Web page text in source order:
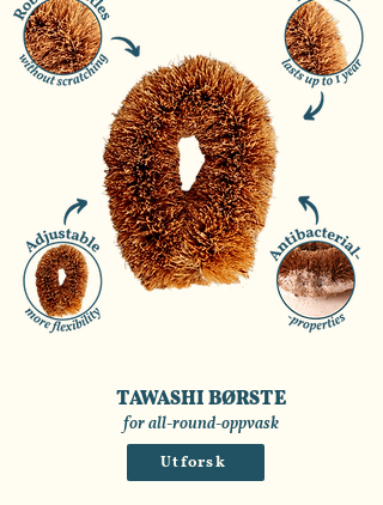
TAWASHI BØRSTE
for all-round-oppvask
Utforsk